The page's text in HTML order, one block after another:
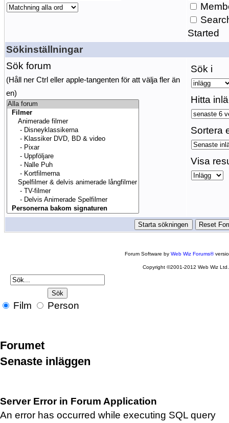
Started
Sökinställningar
Sök forum
(Håll ner Ctrl eller apple-tangenten för att välja fler än
en)
Sök i
Hitta
Sortera
Visa
Forum Software byWeb Wiz Forums®
Copyright ©2001-2012 Web Wiz Ltd.
Film Person
Forumet
Senaste inläggen
Server Error in Forum Application
An error has occurred while executing SQL query